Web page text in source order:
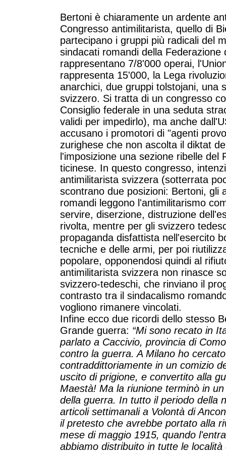
Bertoni è chiaramente un ardente
Congresso antimilitarista, quello di
partecipano i gruppi più radicali del
sindacati romandi della Federazione
rappresentano 7/8'000 operai,
rappresenta 15'000, la Lega
anarchici, due gruppi tolstojani, una
svizzero. Si tratta di un congresso
Consiglio federale in una seduta
validi per impedirlo), ma anche
accusano i promotori di "agenti
zurighese che non ascolta il diktat
l'imposizione una sezione ribelle
ticinese. In questo congresso,
antimilitarista svizzera (sotterrata
scontrano due posizioni: Bertoni, gli
romandi leggono l'antimilitarismo
servire, diserzione, distruzione
rivolta, mentre per gli svizzero
propaganda disfattista nell'esercito
tecniche e delle armi, per poi
popolare, opponendosi quindi al
antimilitarista svizzera non rinasce
svizzero-tedeschi, che rinviano il
contrasto tra il sindacalismo
vogliono rimanere vincolati.
Infine ecco due ricordi dello stesso
Grande guerra: “Mi sono recato in
parlato a Caccivio, provincia di
contro la guerra. A Milano ho
contraddittoriamente in un comizio
uscito di prigione, e convertito alla
Maestà! Ma la riunione terminò in
della guerra. In tutto il periodo della
articoli settimanali a Volontà di
il pretesto che avrebbe portato alla
mese di maggio 1915, quando
abbiamo distribuito in tutte le